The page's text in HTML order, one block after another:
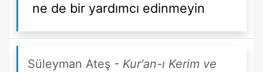
ne de bir yardımcı edinmeyin
Süleyman Ateş - Kur'an-ı Kerim ve